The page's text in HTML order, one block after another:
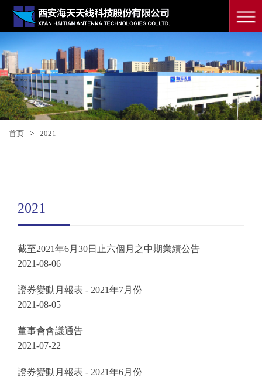
首页 > 2021
2021
截至2021年6月30日止六個月之中期業績公告
2021-08-06
證券變動月報表 - 2021年7月份
2021-08-05
董事會會議通告
2021-07-22
證券變動月報表 - 2021年6月份